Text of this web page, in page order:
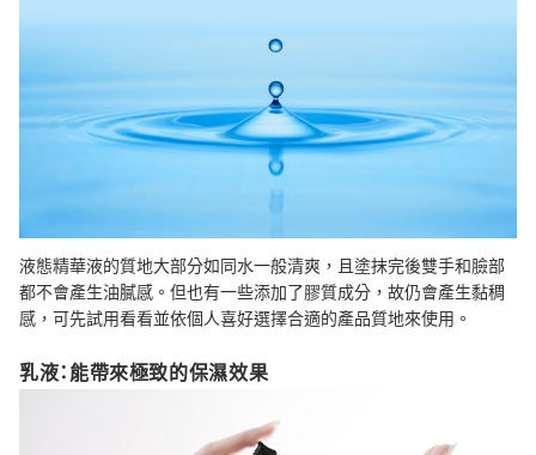
液態精華液的質地大部分如同水一般清爽，且塗抹完後雙手和臉部
都不會產生油膩感。但也有一些添加了膠質成分，故仍會產生黏稠
感，可先試用看看並依個人喜好選擇合適的產品質地來使用。
乳液：能帶來極致的保濕效果